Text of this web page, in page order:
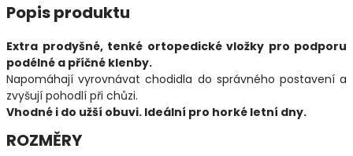
Popis produktu
Extra prodyšné, tenké ortopedické vložky pro podporu
podélné a příčné klenby.
Napomáhají vyrovnávat chodidla do správného postavení a
zvyšují pohodlí při chůzi.
Vhodné i do užší obuvi. Ideální pro horké letní dny.
ROZMĚRY